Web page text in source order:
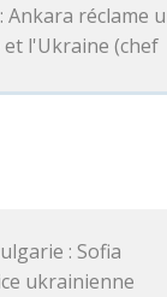
Ankara réclame
l'Ukraine (chef
: Sofia
ukrainienne